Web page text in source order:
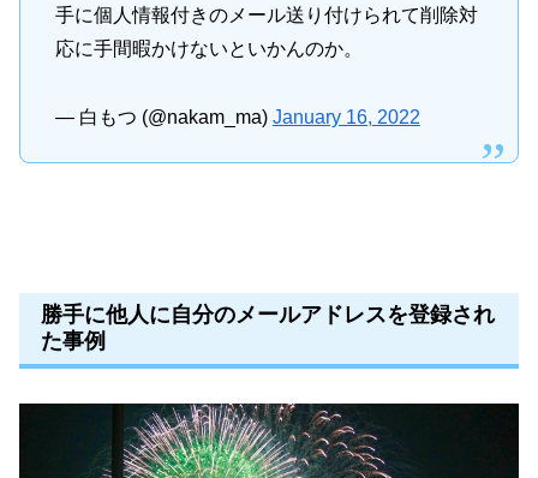
手に個人情報付きのメール送り付けられて削除対
応に手間暇かけないといかんのか。
— 白もつ (@nakam_ma) January 16, 2022
勝手に他人に自分のメールアドレスを登録され
た事例